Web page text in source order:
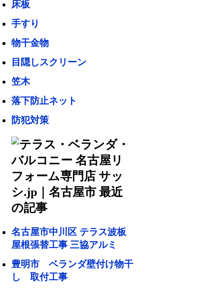
床板
手すり
物干金物
目隠しスクリーン
笠木
落下防止ネット
防犯対策
名古屋市中川区 テラス波板
屋根張替工事 三協アルミ
豊明市 ベランダ壁付け物干
し 取付工事